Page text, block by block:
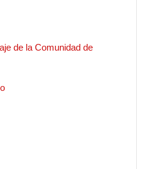
de la Comunidad de